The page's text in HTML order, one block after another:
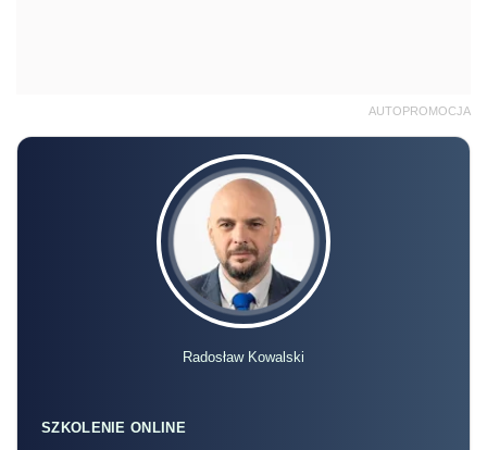
AUTOPROMOCJA
Radosław Kowalski
SZKOLENIE ONLINE